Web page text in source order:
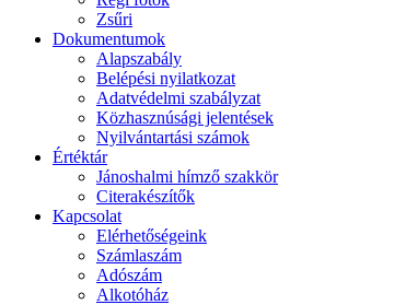
Zsűri
Dokumentumok
Alapszabály
Belépési nyilatkozat
Adatvédelmi szabályzat
Közhasznúsági jelentések
Nyilvántartási számok
Értéktár
Jánoshalmi hímző szakkör
Citerakészítők
Kapcsolat
Elérhetőségeink
Számlaszám
Adószám
Alkotóház